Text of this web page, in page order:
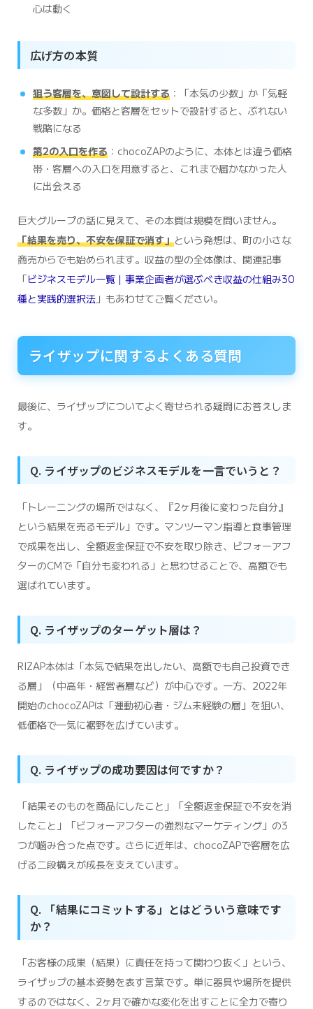
心は動く
広げ方の本質
狙う客層を、意図して設計する：「本気の少数」か「気軽
な多数」か。価格と客層をセットで設計すると、ぶれない
戦略になる
第2の入口を作る：chocoZAPのように、本体とは違う価格
帯・客層への入口を用意すると、これまで届かなかった人
に出会える
巨大グループの話に見えて、その本質は規模を問いません。
「結果を売り、不安を保証で消す」という発想は、町の小さな
商売からでも始められます。収益の型の全体像は、関連記事
「ビジネスモデル一覧｜事業企画者が選ぶべき収益の仕組み30
種と実践的選択法」もあわせてご覧ください。
ライザップに関するよくある質問
最後に、ライザップについてよく寄せられる疑問にお答えしま
す。
Q. ライザップのビジネスモデルを一言でいうと？
「トレーニングの場所ではなく、『2ヶ月後に変わった自分』
という結果を売るモデル」です。マンツーマン指導と食事管理
で成果を出し、全額返金保証で不安を取り除き、ビフォーアフ
ターのCMで「自分も変われる」と思わせることで、高額でも
選ばれています。
Q. ライザップのターゲット層は？
RIZAP本体は「本気で結果を出したい、高額でも自己投資でき
る層」（中高年・経営者層など）が中心です。一方、2022年
開始のchocoZAPは「運動初心者・ジム未経験の層」を狙い、
低価格で一気に裾野を広げています。
Q. ライザップの成功要因は何ですか？
「結果そのものを商品にしたこと」「全額返金保証で不安を消
したこと」「ビフォーアフターの強烈なマーケティング」の3
つが噛み合った点です。さらに近年は、chocoZAPで客層を広
げる二段構えが成長を支えています。
Q. 「結果にコミットする」とはどういう意味です
か？
「お客様の成果（結果）に責任を持って関わり抜く」という、
ライザップの基本姿勢を表す言葉です。単に器具や場所を提供
するのではなく、2ヶ月で確かな変化を出すことに全力で寄り